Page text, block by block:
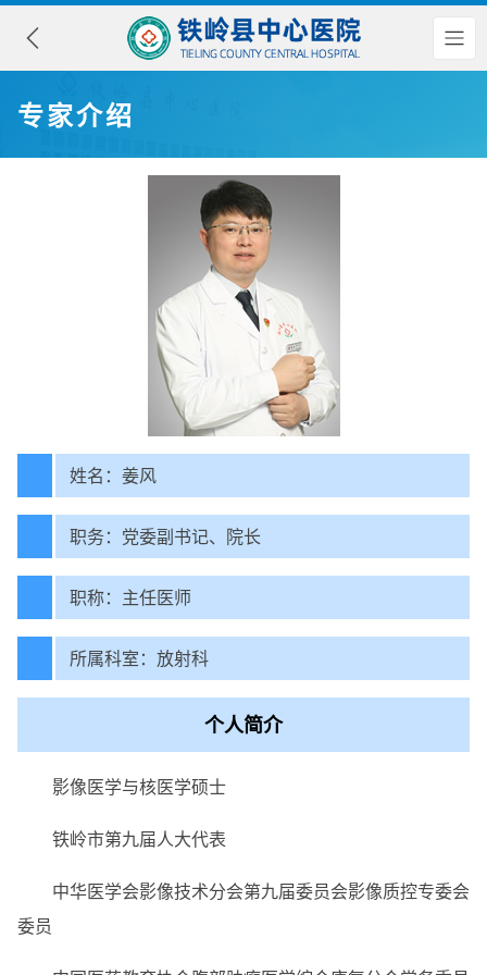
专家介绍
姓名：姜风
职务：党委副书记、院长
职称：主任医师
所属科室：放射科
个人简介
影像医学与核医学硕士
铁岭市第九届人大代表
中华医学会影像技术分会第九届委员会影像质控专委会
委员